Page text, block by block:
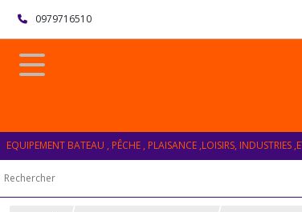
0979716510
EQUIPEMENT BATEAU , PÊCHE , PLAISANCE ,LOISIRS, INDUSTRIES